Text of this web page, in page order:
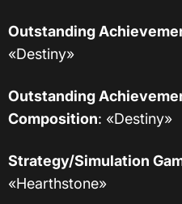
Outstanding
«Destiny»
Outstanding
Composition: «Destiny»
Strategy/Simulation
«Hearthstone»